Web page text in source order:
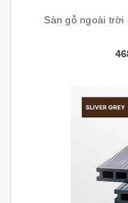
Sàn gỗ ngoài trời